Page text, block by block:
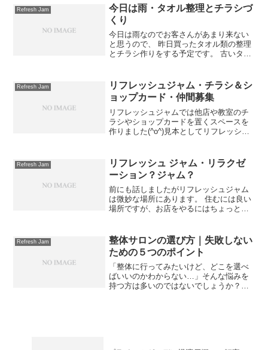
ことで、安心して最適なケアを受けられ
ます(^_^)整体とは？...
Refresh Jam
今日は雨・タオル整理とチラシづ
くり
今日は雨なのでお客さんがあまり来ない
と思うので、 昨日買ったタオル類の整理
とチラシ作りをする予定です。 古いタオ
すよね。 なぜ、そこで飲み物をこぼす！
なぜ、知らぬ間...
Refresh Jam
リフレッシュジャム・チラシ＆シ
ョップカード・仲間募集
リフレッシュジャムでは他店や教室のチ
ラシやショップカードを置くスペースを
作りました(^o^)見本としてリフレッシュ
気軽にご連絡ください(^^)/ただし条件が
あります。リ...
Refresh Jam
リフレッシュ ジャム・リラクゼ
ーション？ジャム？
前にも話しましたがリフレッシュジャム
は微妙な場所にあります。 住むには良い
場所ですが、お店をやるにはちょっと厳
家の前にはリフレッシュジャムのメニュ
ーや詳細は書...
Refresh Jam
整体サロンの選び方｜失敗しない
ための５つのポイント
「整体に行ってみたいけど、どこを選べ
ばいいのかわからない…」そんな悩みを
持つ方は多いのではないでしょうか？整